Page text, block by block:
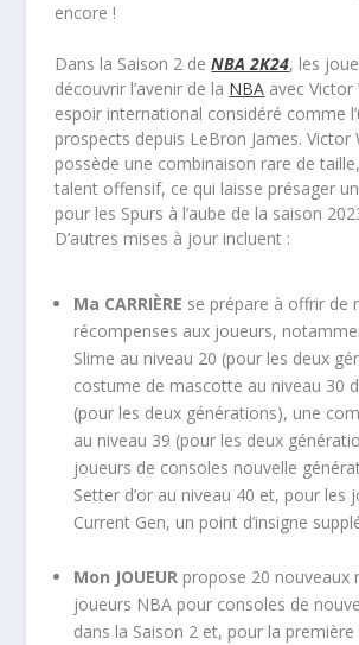
encore !
Dans la Saison 2 deNBA 2K24, les
découvrir l’avenir de la NBA avec
espoir international considéré comme
prospects depuis LeBron James. Victor
possède une combinaison rare de
talent offensif, ce qui laisse présager
pour les Spurs à l’aube de la saison
D’autres mises à jour incluent :
Ma CARRIÈRE se prépare à offrir de
récompenses aux joueurs,
Slime au niveau 20 (pour les deux
costume de mascotte au niveau 30
(pour les deux générations), une
au niveau 39 (pour les deux
joueurs de consoles nouvelle
Setter d’or au niveau 40 et, pour les
Current Gen, un point d’insigne
Mon JOUEUR propose 20 nouveaux
joueurs NBA pour consoles de
dans la Saison 2 et, pour la